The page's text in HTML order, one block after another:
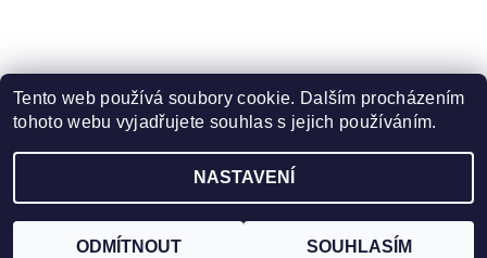
Zboží.cz | Heureka.cz | Vyšívací.cz | Crystalstyle.cz
2026 ©HOT-FIX, všechna práva vyhrazena
Tento web používá soubory cookie. Dalším procházením
tohoto webu vyjadřujete souhlas s jejich používáním.
NASTAVENÍ
ODMÍTNOUT SOUHLASÍM